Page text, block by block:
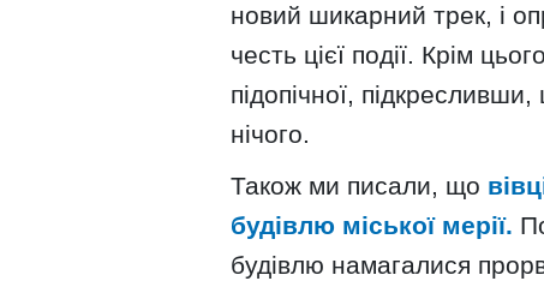
новий шикарний трек, і
честь цієї події. Крім
підопічної,
нічого.
Також ми писали, що
будівлю міської мерії.
будівлю намагалися